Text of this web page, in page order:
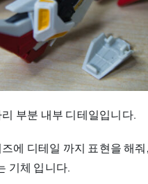
부분 내부 디테일입니다.
에 디테일 까지 표현을 해줘
기체 입니다.